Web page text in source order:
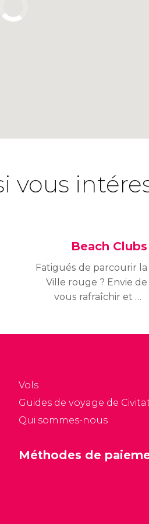
vous
Beach Clubs
Fatigués de parcourir la
Ville rouge ? Envie de
vous rafraîchir et de
Vols
Guides de voyage de
Qui sommes-nous
Méthodes de